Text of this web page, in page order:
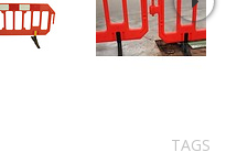
TAGS